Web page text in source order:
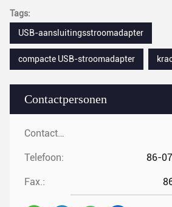
Contactpersonen
Contactpersonen:
Telefoon: 86-
Fax.:
Tags:
USB-aansluitingsstroomadapter
compacte USB-stroomadapter